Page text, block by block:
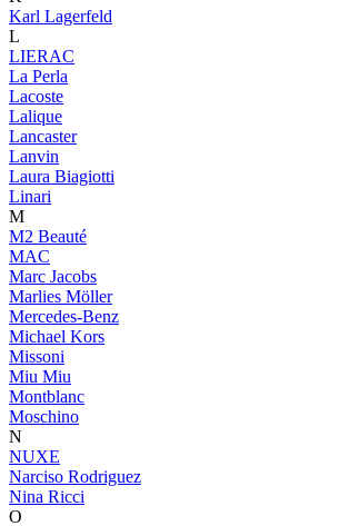
Karl Lagerfeld
L
LIERAC
La Perla
Lacoste
Lalique
Lancaster
Lanvin
Laura Biagiotti
Linari
M
M2 Beauté
MAC
Marc Jacobs
Marlies Möller
Mercedes-Benz
Michael Kors
Missoni
Miu Miu
Montblanc
Moschino
N
NUXE
Narciso Rodriguez
Nina Ricci
O